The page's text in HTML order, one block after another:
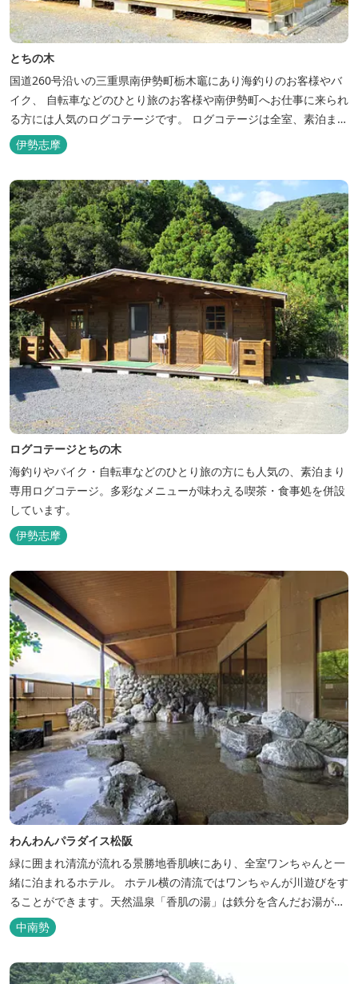
とちの木
国道260号沿いの三重県南伊勢町栃木竈にあり海釣りのお客様やバ
イク、 自転車などのひとり旅のお客様や南伊勢町へお仕事に来られ
る方には人気のログコテージです。 ログコテージは全室、素泊まり
となっており、おひとり様限定のお部屋、お二人様限定のお部屋、
3名様から5名様限定のお部屋とあります。 お風呂やトイレは別棟
に完備。 国道260号向いには喫茶食事とちの木では、お食事もでき
人気のトンテ...
伊勢志摩
ログコテージとちの木
海釣りやバイク・自転車などのひとり旅の方にも人気の、素泊まり
専用ログコテージ。多彩なメニューが味わえる喫茶・食事処を併設
しています。
伊勢志摩
わんわんパラダイス松阪
緑に囲まれ清流が流れる景勝地香肌峡にあり、全室ワンちゃんと一
緒に泊まれるホテル。 ホテル横の清流ではワンちゃんが川遊びをす
ることができます。天然温泉「香肌の湯」は鉄分を含んだお湯が特
徴。 松阪の観光情報は、松阪観光インフォメーションサイト ワク
ワク松阪 へ。
中南勢